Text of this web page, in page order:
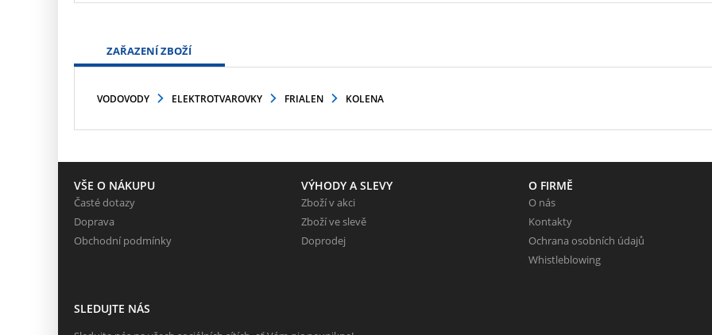
ZAŘAZENÍ ZBOŽÍ
VODOVODY ELEKTROTVAROVKY FRIALEN KOLENA
VŠE O NÁKUPU
Časté dotazy
Doprava
Obchodní podmínky
VÝHODY A SLEVY
Zboží v akci
Zboží ve slevě
Doprodej
O FIRMĚ
O nás
Kontakty
Ochrana osobních údajů
Whistleblowing
SLEDUJTE NÁS